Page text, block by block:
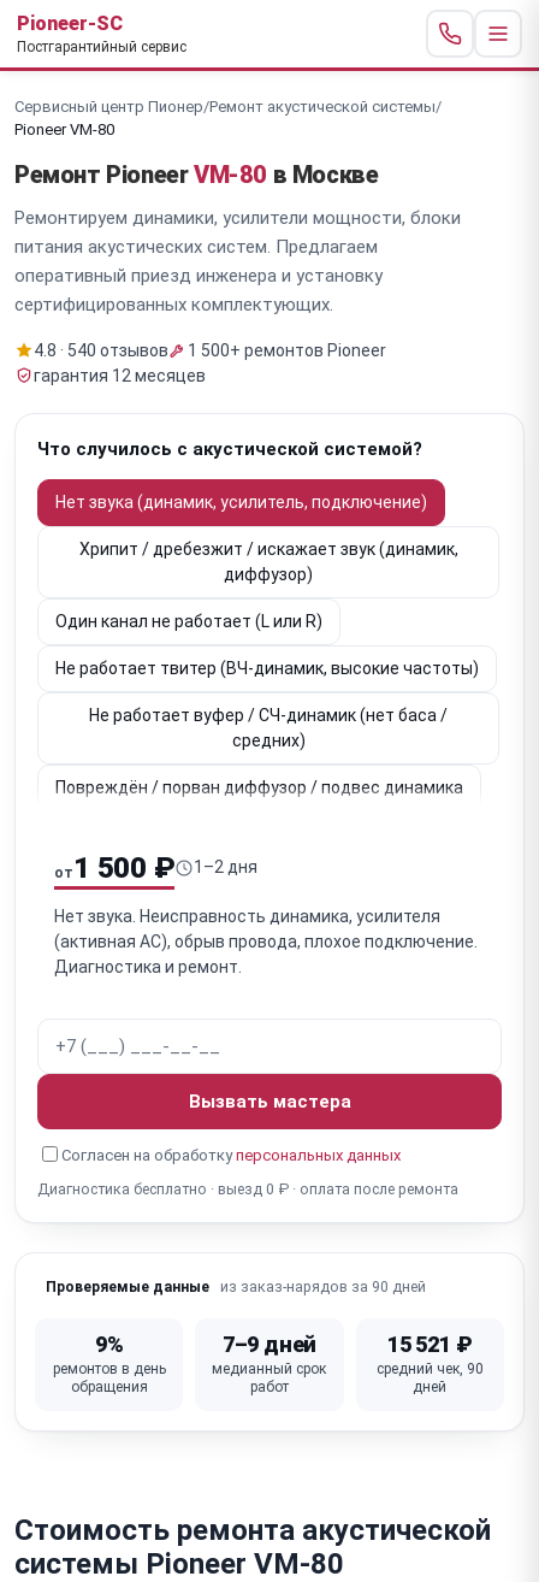
Pioneer-SC
Постгарантийный сервис
Сервисный центр Пионер/Ремонт акустической системы/
Pioneer VM-80
Ремонт PioneerVM-80 в Москве
Ремонтируем динамики, усилители мощности, блоки
питания акустических систем. Предлагаем
оперативный приезд инженера и установку
сертифицированных комплектующих.
4.8 · 540 отзывов
1 500+ ремонтов Pioneer
гарантия 12 месяцев
Что случилось с акустической системой?
Нет звука (динамик, усилитель, подключение)
Хрипит / дребезжит / искажает звук (динамик,
диффузор)
Один канал не работает (L или R)
Не работает твитер (ВЧ-динамик, высокие частоты)
Не работает вуфер / СЧ-динамик (нет баса /
средних)
Повреждён / порван диффузор / подвес динамика
(пассивные)
Окисление / обрыв клемм / внутренней проводки
(пассивные)
Акустическая утечка / щели в корпусе (влияет на
Засорён / заткнут фазоинвертор / порт (ухудшение
баса)
Для активных: перегрев / отключается (усилитель)
Jack)
Для активных: не работают кнопки / регуляторы
(громкость, EQ)
от 1 500 ₽ 1–2 дня
Нет звука. Неисправность динамика, усилителя
(активная АС), обрыв провода, плохое подключение.
Диагностика и ремонт.
Вызвать мастера
Согласен на обработкуперсональных данных
Диагностика бесплатно · выезд 0 ₽ · оплата после ремонта
Проверяемые данные из заказ-нарядов за 90 дней
9%
ремонтов в день
обращения
7–9 дней
медианный срок
работ
15 521 ₽
средний чек, 90
дней
Стоимость ремонта акустической
системы Pioneer VM-80